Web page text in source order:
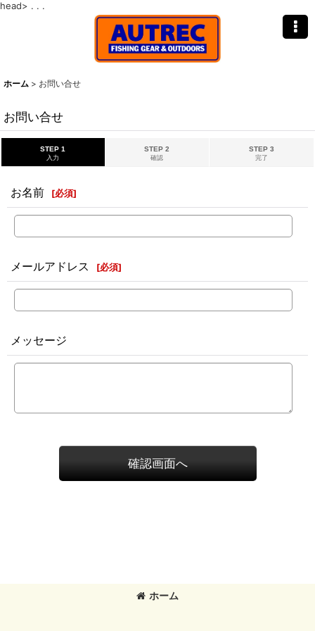
head> . . .
ホーム > お問い合せ
お問い合せ
STEP 1
入力
STEP 2
確認
STEP 3
完了
お名前 [必須]
メールアドレス [必須]
メッセージ
確認画面へ
ホーム